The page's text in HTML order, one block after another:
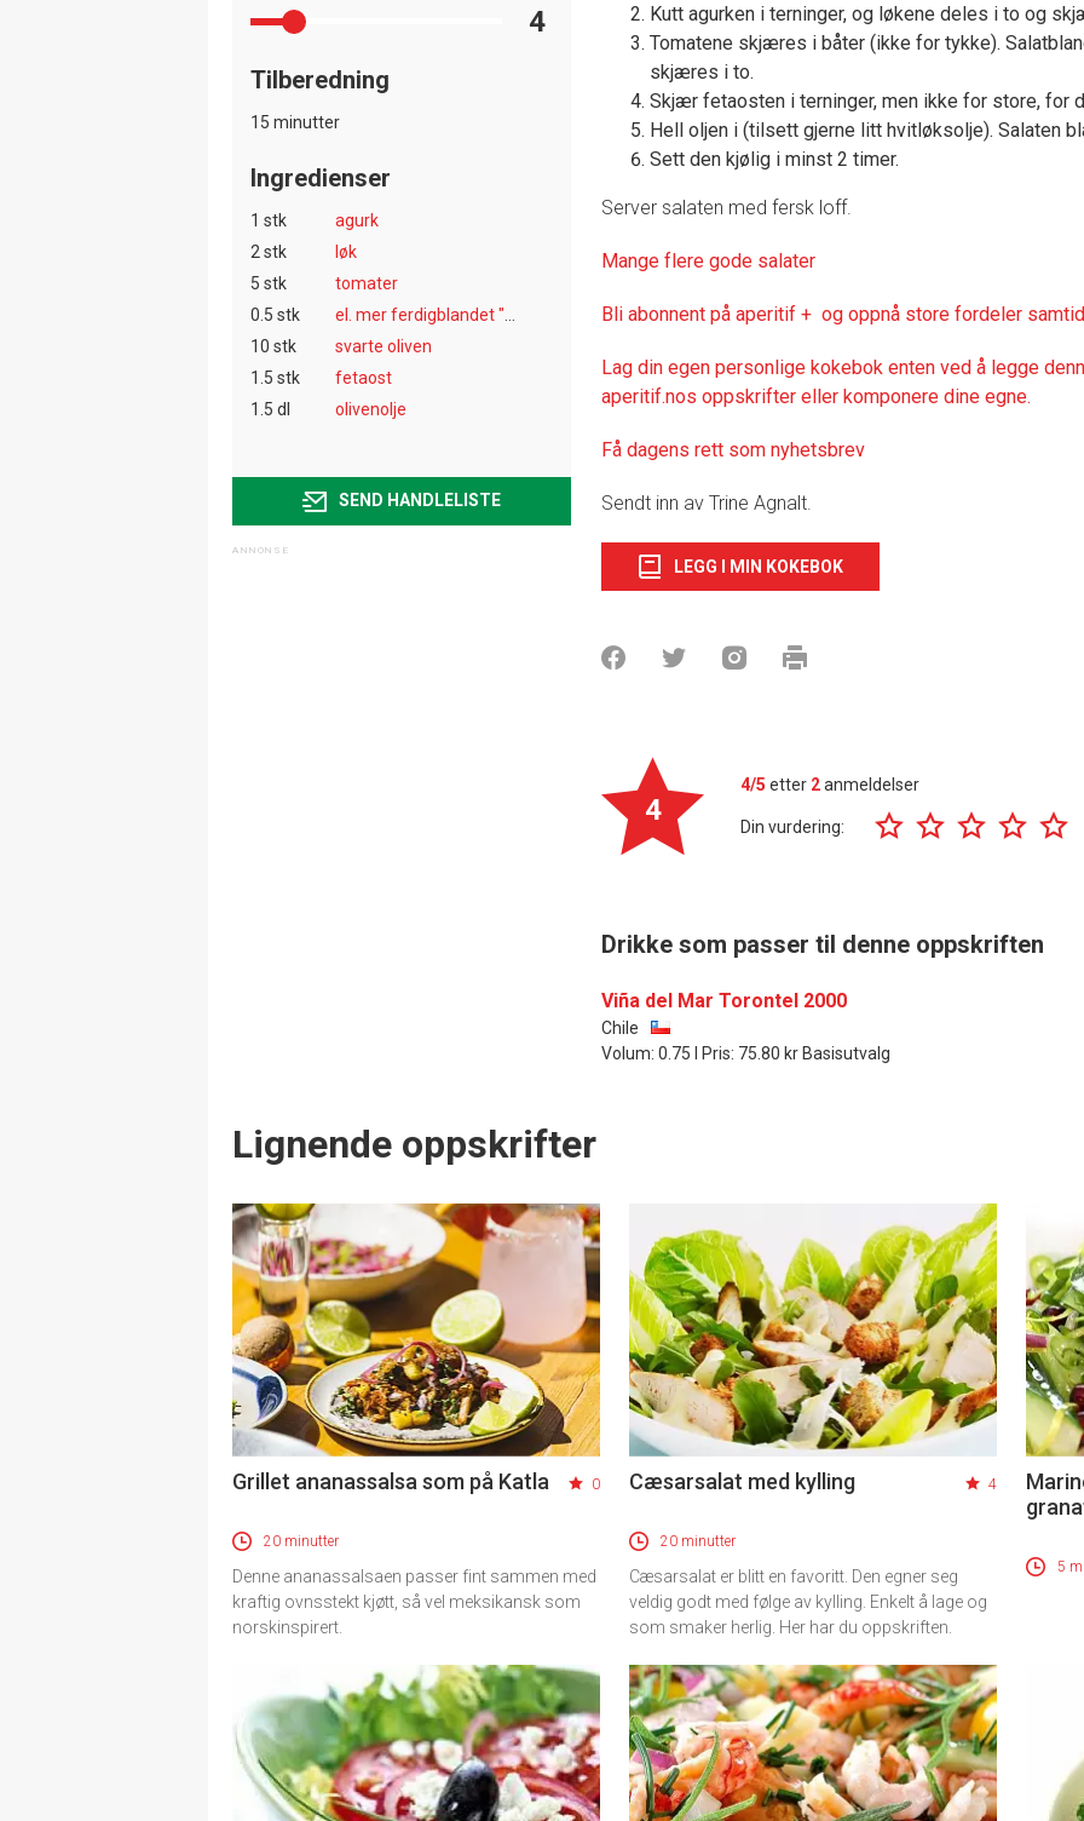
4
Tilberedning
15 minutter
Ingredienser
1 stk
agurk
2 stk
løk
5 stk
tomater
0.5 stk
10 stk
svarte oliven
1.5 stk
fetaost
1.5 dl
olivenolje
SEND HANDLELISTE
Kutt agurken i terninger, og løkene deles i to og
Tomatene skjæres i båter (ikke for tykke).
skjæres i to.
Skjær fetaosten i terninger, men ikke for store, for
Hell oljen i (tilsett gjerne litt hvitløksolje). Salaten
Sett den kjølig i minst 2 timer.
Server salaten med fersk loff.
Mange flere gode salater
Bli abonnent på aperitif + og oppnå store fordeler
Lag din egen personlige kokebok enten ved å legge
aperitif.nos oppskrifter eller komponere dine egne.
Få dagens rett som nyhetsbrev
Sendt inn av Trine Agnalt.
LEGG I MIN KOKEBOK
4
4/5 etter 2anmeldelser
Din vurdering:
Drikke som passer til denne oppskriften
Viña del Mar Torontel 2000
Chile
Volum: 0.75 l Pris: 75.80 kr Basisutvalg
Lignende oppskrifter
Grillet ananassalsa som på Katla 0
20 minutter
Denne ananassalsaen passer fint sammen med
kraftig ovnsstekt kjøtt, så vel meksikansk som
norskinspirert.
Cæsarsalat med kylling 4
20 minutter
Cæsarsalat er blitt en favoritt. Den egner seg
veldig godt med følge av kylling. Enkelt å lage og
som smaker herlig. Her har du oppskriften.
5